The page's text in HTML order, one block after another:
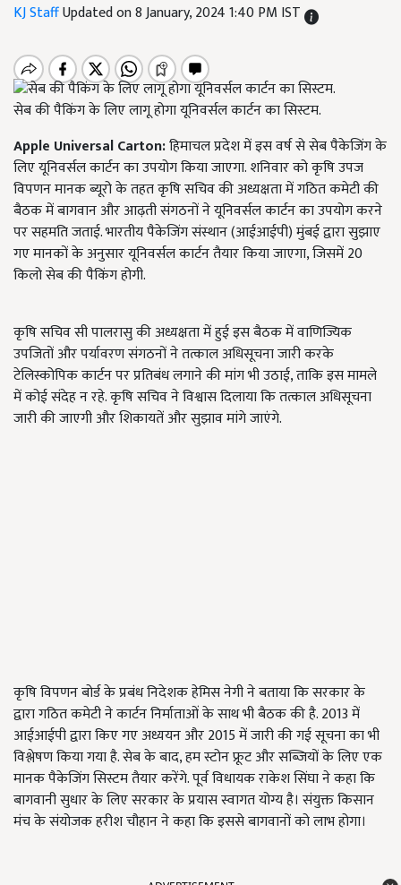
KJ StaffUpdated on 8 January, 2024 1:40 PM IST
सेब की पैकिंग के लिए लागू होगा यूनिवर्सल कार्टन का सिस्टम.
Apple Universal Carton:हिमाचल प्रदेश में इस वर्ष से सेब पैकेजिंग के
लिए यूनिवर्सल कार्टन का उपयोग किया जाएगा. शनिवार को कृषि उपज
विपणन मानक ब्यूरो के तहत कृषि सचिव की अध्यक्षता में गठित कमेटी की
बैठक में बागवान और आढ़ती संगठनों ने यूनिवर्सल कार्टन का उपयोग करने
पर सहमति जताई. भारतीय पैकेजिंग संस्थान (आईआईपी) मुंबई द्वारा सुझाए
गए मानकों के अनुसार यूनिवर्सल कार्टन तैयार किया जाएगा, जिसमें 20
किलो सेब की पैकिंग होगी.
कृषि सचिव सी पालरासु की अध्यक्षता में हुई इस बैठक में वाणिज्यिक
उपजितों और पर्यावरण संगठनों ने तत्काल अधिसूचना जारी करके
टेलिस्कोपिक कार्टन पर प्रतिबंध लगाने की मांग भी उठाई, ताकि इस मामले
में कोई संदेह न रहे. कृषि सचिव ने विश्वास दिलाया कि तत्काल अधिसूचना
जारी की जाएगी और शिकायतें और सुझाव मांगे जाएंगे.
कृषि विपणन बोर्ड के प्रबंध निदेशक हेमिस नेगी ने बताया कि सरकार के
द्वारा गठित कमेटी ने कार्टन निर्माताओं के साथ भी बैठक की है. 2013 में
आईआईपी द्वारा किए गए अध्ययन और 2015 में जारी की गई सूचना का भी
विश्लेषण किया गया है. सेब के बाद, हम स्टोन फ्रूट और सब्जियों के लिए एक
मानक पैकेजिंग सिस्टम तैयार करेंगे. पूर्व विधायक राकेश सिंघा ने कहा कि
बागवानी सुधार के लिए सरकार के प्रयास स्वागत योग्य है। संयुक्त किसान
मंच के संयोजक हरीश चौहान ने कहा कि इससे बागवानों को लाभ होगा।